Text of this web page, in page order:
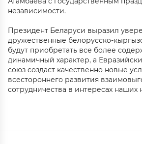
независимости.
Президент Беларуси выразил
дружественные белорусско-
будут приобретать все более
динамичный характер, а
союз создаст качественно новые
всестороннего развития
сотрудничества в интересах наших